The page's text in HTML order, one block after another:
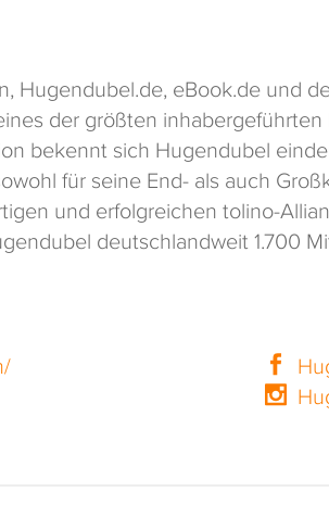
Hugendubel.de, eBook.de und
der größten
bekennt sich Hugendubel
für seine End- als auch
und erfolgreichen tolino-
deutschlandweit 1.700